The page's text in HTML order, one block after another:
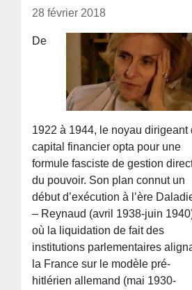
28 février 2018
De
1922 à 1944, le noyau dirigeant
capital financier opta pour une
formule fasciste de gestion
du pouvoir. Son plan connut un
début d’exécution à l’ère
– Reynaud (avril 1938-juin
où la liquidation de fait des
institutions parlementaires
la France sur le modèle pré-
hitlérien allemand (mai 1930-